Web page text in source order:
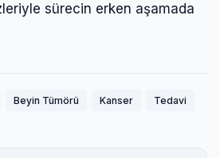
sürecin erken aşamada
Beyin Tümörü Kanser Tedavi